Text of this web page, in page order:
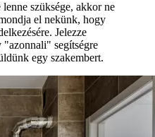
szüksége, akkor ne
el nekünk, hogy
Jelezze
segítségre
egy szakembert.